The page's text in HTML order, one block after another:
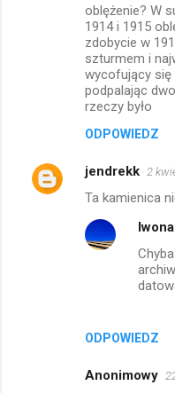
oblężenie? W
1914 i 1915
zdobycie w
szturmem i
wycofujący się
podpalając
rzeczy było
ODPOWIEDZ
jendrekk 2
Ta kamienica
ODPOWIEDZ
Anonimowy